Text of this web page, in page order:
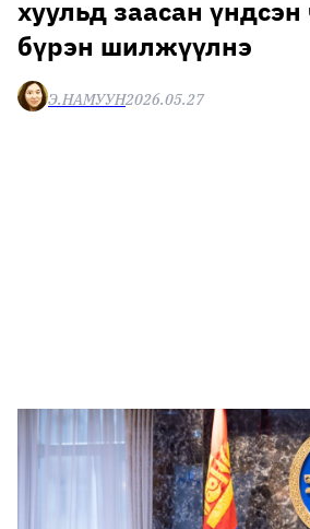
НАДАД НЭГ САНАЛ
хуульд заасан үндсэн
бүрэн шилжүүлнэ
Э.НАМУУН2026.05.27